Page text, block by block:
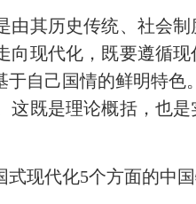
其历史传统、社会制
向现代化，既要遵循
自己国情的鲜明特
既是理论概括，也
代化5个方面的中